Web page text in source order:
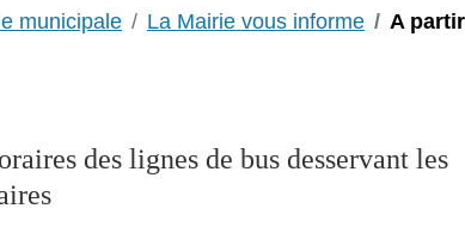
municipale La Mairie vous informe A
des lignes de bus desservant les